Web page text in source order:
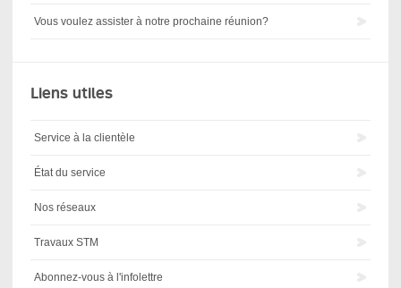
Vous voulez assister à notre prochaine réunion?
Liens utiles
Service à la clientèle
État du service
Nos réseaux
Travaux STM
Abonnez-vous à l'infolettre